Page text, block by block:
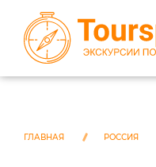
ЭКСКУРСИИ ПО
ГЛАВНАЯ РОССИЯ